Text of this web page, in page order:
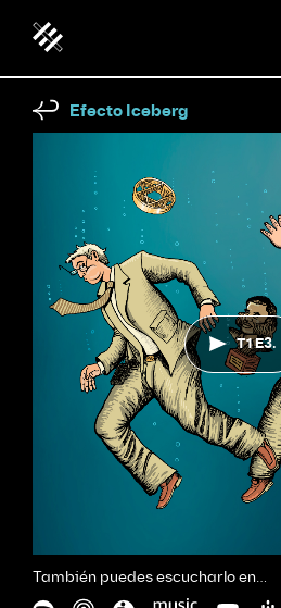
Efecto Iceberg
T1 E3.
También puedes escucharlo en…